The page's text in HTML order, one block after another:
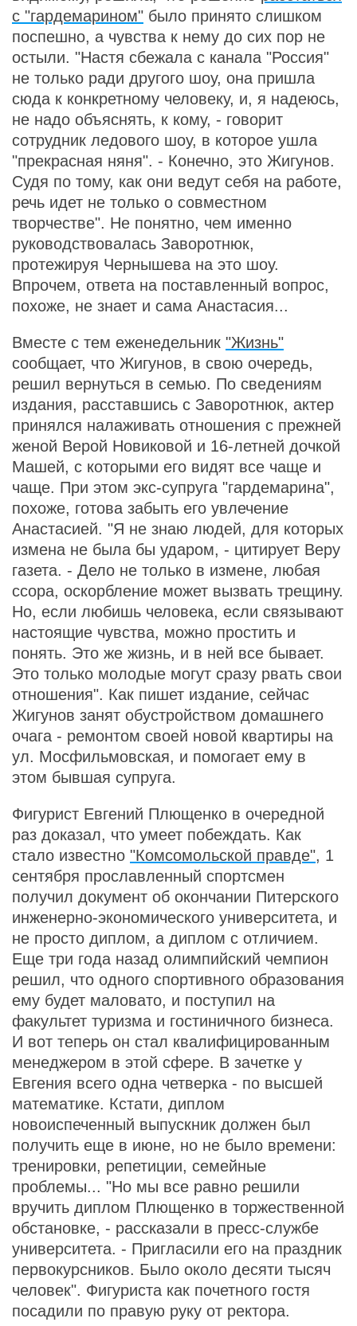
с "гардемарином" было принято слишком
поспешно, а чувства к нему до сих пор не
остыли. "Настя сбежала с канала "Россия"
не только ради другого шоу, она пришла
сюда к конкретному человеку, и, я надеюсь,
не надо объяснять, к кому, - говорит
сотрудник ледового шоу, в которое ушла
"прекрасная няня". - Конечно, это Жигунов.
Судя по тому, как они ведут себя на работе,
речь идет не только о совместном
творчестве". Не понятно, чем именно
руководствовалась Заворотнюк,
протежируя Чернышева на это шоу.
Впрочем, ответа на поставленный вопрос,
похоже, не знает и сама Анастасия...
Вместе с тем еженедельник "Жизнь"
сообщает, что Жигунов, в свою очередь,
решил вернуться в семью. По сведениям
издания, расставшись с Заворотнюк, актер
принялся налаживать отношения с прежней
женой Верой Новиковой и 16-летней дочкой
Машей, с которыми его видят все чаще и
чаще. При этом экс-супруга "гардемарина",
похоже, готова забыть его увлечение
Анастасией. "Я не знаю людей, для которых
измена не была бы ударом, - цитирует Веру
газета. - Дело не только в измене, любая
ссора, оскорбление может вызвать трещину.
Но, если любишь человека, если связывают
настоящие чувства, можно простить и
понять. Это же жизнь, и в ней все бывает.
Это только молодые могут сразу рвать свои
отношения". Как пишет издание, сейчас
Жигунов занят обустройством домашнего
очага - ремонтом своей новой квартиры на
ул. Мосфильмовская, и помогает ему в
этом бывшая супруга.
Фигурист Евгений Плющенко в очередной
раз доказал, что умеет побеждать. Как
стало известно "Комсомольской правде", 1
сентября прославленный спортсмен
получил документ об окончании Питерского
инженерно-экономического университета, и
не просто диплом, а диплом с отличием.
Еще три года назад олимпийский чемпион
решил, что одного спортивного образования
ему будет маловато, и поступил на
факультет туризма и гостиничного бизнеса.
И вот теперь он стал квалифицированным
менеджером в этой сфере. В зачетке у
Евгения всего одна четверка - по высшей
математике. Кстати, диплом
новоиспеченный выпускник должен был
получить еще в июне, но не было времени:
тренировки, репетиции, семейные
проблемы... "Но мы все равно решили
вручить диплом Плющенко в торжественной
обстановке, - рассказали в пресс-службе
университета. - Пригласили его на праздник
первокурсников. Было около десяти тысяч
человек". Фигуриста как почетного гостя
посадили по правую руку от ректора.